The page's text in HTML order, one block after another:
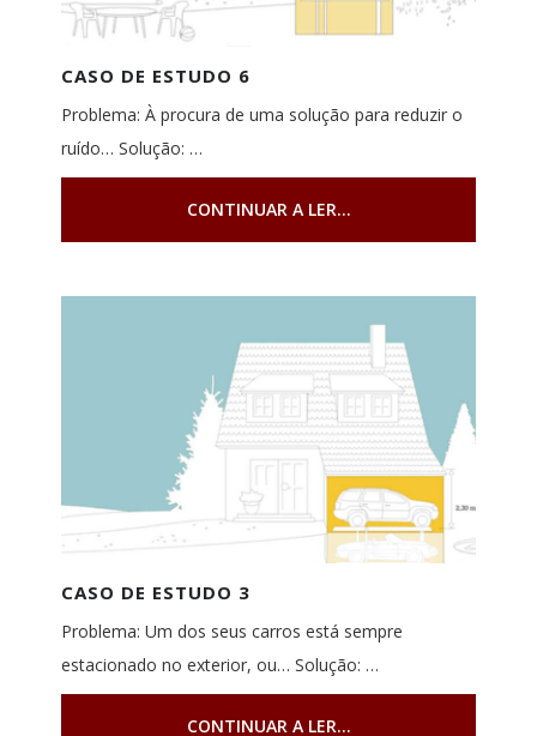
CASO DE ESTUDO 6
Problema: À procura de uma solução para reduzir o
ruído… Solução: …
CONTINUAR A LER...
CASO DE ESTUDO 3
Problema: Um dos seus carros está sempre
estacionado no exterior, ou… Solução: …
CONTINUAR A LER...